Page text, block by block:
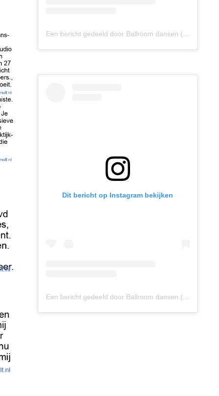
Een bericht gedeeld door Ballroom dansen (@ballroomdansen)
Dit bericht op Instagram bekijken
Een bericht gedeeld door Ballroom dansen (@ballroomdansen)